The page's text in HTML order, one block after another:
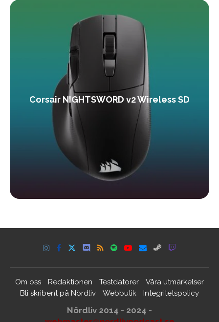
Corsair NIGHTSWORD v2 Wireless SD
Om oss Redaktionen Testdatorer
Våra utmärkelser
Bli skribent på Nördliv
Webbutik Integritetspolicy
Nördliv 2014 - 2024 -